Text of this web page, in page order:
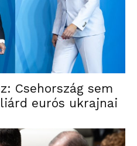
Csehország sem
eurós ukrajnai